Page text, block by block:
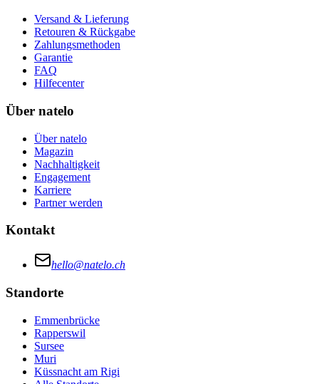
Versand & Lieferung
Retouren & Rückgabe
Zahlungsmethoden
Garantie
FAQ
Hilfecenter
Über natelo
Über natelo
Magazin
Nachhaltigkeit
Engagement
Karriere
Partner werden
Kontakt
hello@natelo.ch
Standorte
Emmenbrücke
Rapperswil
Sursee
Muri
Küssnacht am Rigi